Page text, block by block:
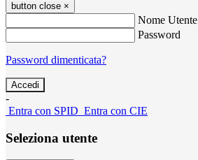
button close ×
Nome Utente
Password
Password dimenticata?
-
Entra con SPID Entra con CIE
Seleziona utente